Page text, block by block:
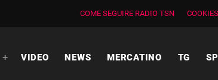
COME SEGUIRE RADIO TSN COOKIES
VIDEO NEWS MERCATINO TG